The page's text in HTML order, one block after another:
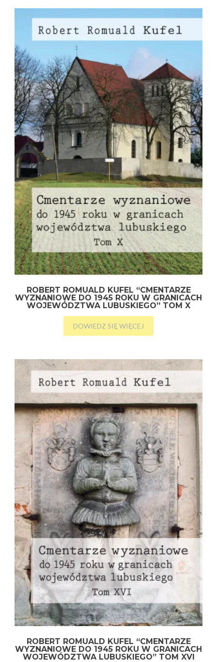
ROBERT ROMUALD KUFEL “CMENTARZE
WYZNANIOWE DO 1945 ROKU W GRANICACH
WOJEWÓDZTWA LUBUSKIEGO” TOM X
DOWIEDZ SIĘ WIĘCEJ
ROBERT ROMUALD KUFEL “CMENTARZE
WYZNANIOWE DO 1945 ROKU W GRANICACH
WOJEWÓDZTWA LUBUSKIEGO” TOM XVI